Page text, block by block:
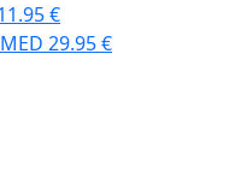
€
29.95 €